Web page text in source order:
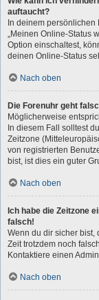
auftaucht?
In deinem
„Meinen Online-Status
Option einschaltest,
deinen Online-Status
Nach oben
Die Forenuhr geht
Möglicherweise
In diesem Fall solltest
Zeitzone
von registrierten
bist, ist dies ein guter
Nach oben
Ich habe die Zeitzone
falsch!
Wenn du dir sicher bist,
Zeit trotzdem noch
Kontaktiere einen
Nach oben